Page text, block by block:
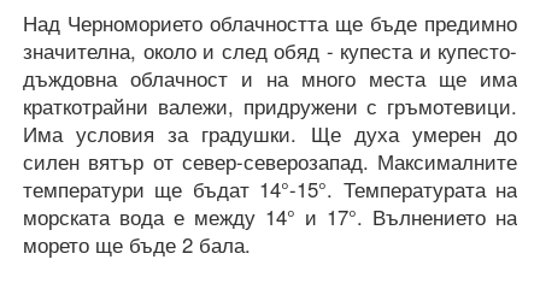
Над Черноморието облачността ще бъде предимно
значителна, около и след обяд - купеста и купесто-
дъждовна облачност и на много места ще има
краткотрайни валежи, придружени с гръмотевици.
Има условия за градушки. Ще духа умерен до
силен вятър от север-северозапад. Максималните
температури ще бъдат 14°-15°. Температурата на
морската вода е между 14° и 17°. Вълнението на
морето ще бъде 2 бала.